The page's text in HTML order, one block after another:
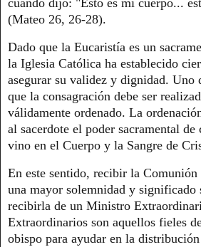
cuando dijo: "Esto es mi cuerpo...
(Mateo 26, 26-28).
Dado que la Eucaristía es un
la Iglesia Católica ha establecido
asegurar su validez y dignidad. Uno
que la consagración debe ser
válidamente ordenado. La
al sacerdote el poder sacramental
vino en el Cuerpo y la Sangre de
En este sentido, recibir la Comunión
una mayor solemnidad y significado
recibirla de un Ministro
Extraordinarios son aquellos fieles
obispo para ayudar en la